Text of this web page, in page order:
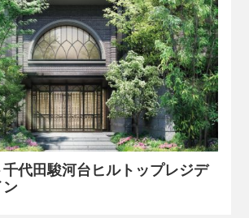
代田駿河台ヒルトップレジデ